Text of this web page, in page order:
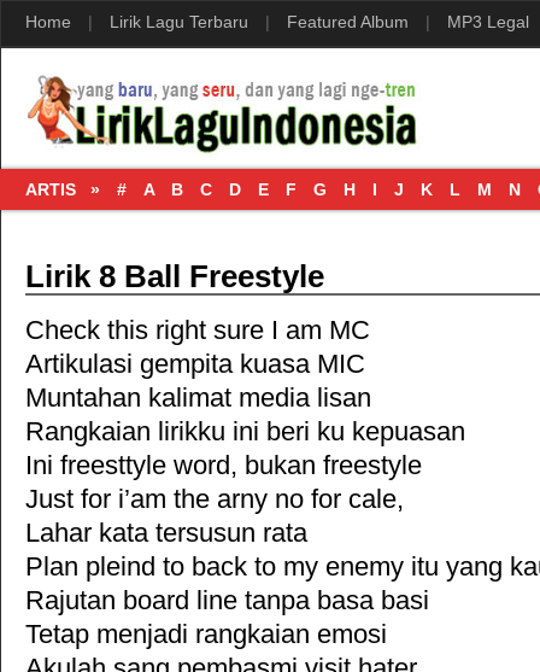
Home | Lirik Lagu Terbaru | Featured Album | MP3 Legal
ARTIS » # A B C D E F G H I J K L M N
Lirik 8 Ball Freestyle
Check this right sure I am MC
Artikulasi gempita kuasa MIC
Muntahan kalimat media lisan
Rangkaian lirikku ini beri ku kepuasan
Ini freesttyle word, bukan freestyle
Just for i’am the arny no for cale,
Lahar kata tersusun rata
Plan pleind to back to my enemy itu yang
Rajutan board line tanpa basa basi
Tetap menjadi rangkaian emosi